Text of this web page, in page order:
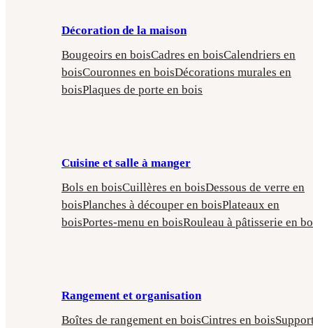
Décoration de la maison
Bougeoirs en boisCadres en boisCalendriers en
boisCouronnes en boisDécorations murales en
boisPlaques de porte en bois
Cuisine et salle à manger
Bols en boisCuillères en boisDessous de verre en
boisPlanches à découper en boisPlateaux en
boisPortes-menu en boisRouleau à pâtisserie en
Rangement et organisation
Boîtes de rangement en boisCintres en bois